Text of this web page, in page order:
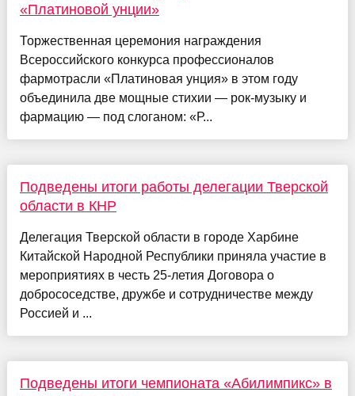
«Платиновой унции»
Торжественная церемония награждения
Всероссийского конкурса профессионалов
фармотрасли «Платиновая унция» в этом году
объединила две мощные стихии — рок-музыку и
фармацию — под слоганом: «Р...
Подведены итоги работы делегации Тверской
области в КНР
Делегация Тверской области в городе Харбине
Китайской Народной Республики приняла участие в
мероприятиях в честь 25-летия Договора о
добрососедстве, дружбе и сотрудничестве между
Россией и ...
Подведены итоги чемпионата «Абилимпикс» в